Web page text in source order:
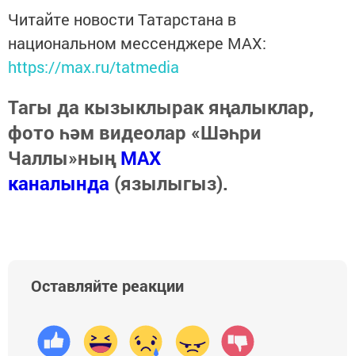
Читайте новости Татарстана в
национальном мессенджере MАХ:
https://max.ru/tatmedia
Тагы да кызыклырак яңалыклар,
фото һәм видеолар «Шәһри
Чаллы»ныңMAX
каналында (язылыгыз).
Оставляйте реакции